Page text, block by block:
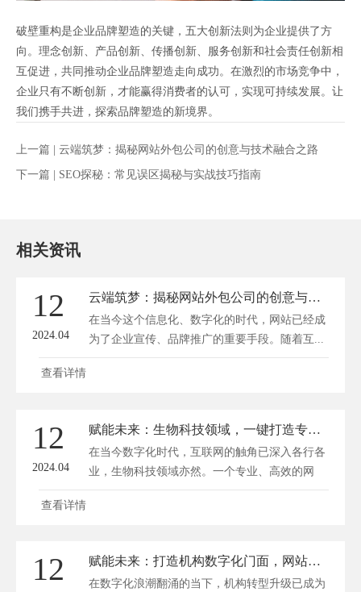
破壁重构是企业品牌塑造的关键，五大创新法则为企业提供了方
向。理念创新、产品创新、传播创新、服务创新和社会责任创新相
互促进，共同推动企业品牌塑造走向成功。在激烈的市场竞争中，
企业只有不断创新，才能赢得消费者的认可，实现可持续发展。让
我们携手共进，探索品牌塑造的新境界。
上一篇 | 云端筑梦：揭秘网站外包公司的创意与技术融合之路
下一篇 | SEO探秘：常见误区揭秘与实战技巧指南
相关资讯
12
2024.04
云端筑梦：揭秘网站外包公司的创意与技术融合之路
在当今这个信息化、数字化的时代，网站已经成
为了企业宣传、品牌推广的重要手段。随着互...
查看详情
12
2024.04
赋能未来：生物科技领域，一键打造专业网站
在当今数字化时代，互联网的触角已深入各行各
业，生物科技领域亦然。一个专业、高效的网
站...
查看详情
12 赋能未来：打造机构数字化门面，网站建设新纪元
在数字化浪潮翻涌的当下，机构转型升级已成为